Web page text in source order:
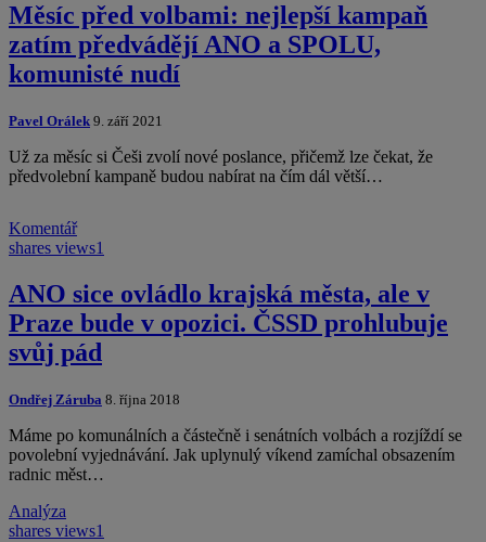
Měsíc před volbami: nejlepší kampaň
zatím předvádějí ANO a SPOLU,
komunisté nudí
Pavel Orálek 9. září 2021
Už za měsíc si Češi zvolí nové poslance, přičemž lze čekat, že
předvolební kampaně budou nabírat na čím dál větší…
Komentář
shares views1
ANO sice ovládlo krajská města, ale v
Praze bude v opozici. ČSSD prohlubuje
svůj pád
Ondřej Záruba 8. října 2018
Máme po komunálních a částečně i senátních volbách a rozjíždí se
povolební vyjednávání. Jak uplynulý víkend zamíchal obsazením
radnic měst…
Analýza
shares views1